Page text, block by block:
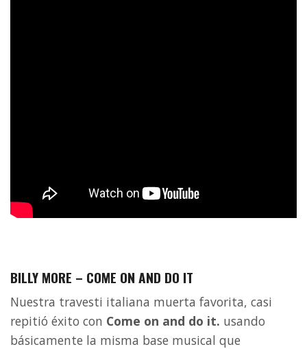
BILLY MORE – COME ON AND DO IT
Nuestra travesti italiana muerta favorita, casi
repitió éxito con Come on and do it. usando
básicamente la misma base musical que